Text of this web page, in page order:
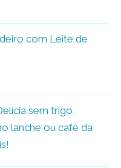
com Leite de
sem trigo,
lanche ou café da